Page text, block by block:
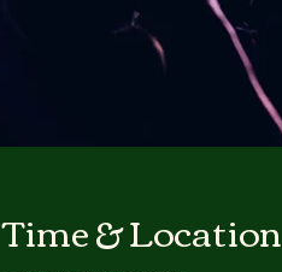
Time & Location